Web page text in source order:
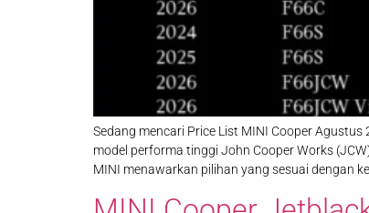
Sedang mencari Price List MINI Cooper
model performa tinggi John Cooper Works
MINI menawarkan pilihan yang sesuai dengan